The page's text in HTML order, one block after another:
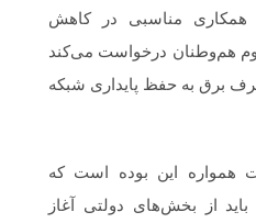
همکاری مناسبی در کاهش
هم‌وطنان درخواست می‌کند
برق به حفظ پایداری شبکه
همواره این بوده است که
از بخش‌های دولتی آغاز